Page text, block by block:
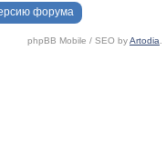
форума
phpBB Mobile / SEO byArtodia